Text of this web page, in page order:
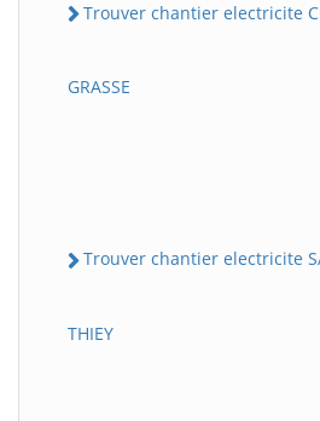
Trouver chantier electricite
GRASSE
Trouver chantier electricite
THIEY